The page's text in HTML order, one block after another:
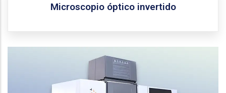
Microscopio óptico invertido
Agilent Technologies